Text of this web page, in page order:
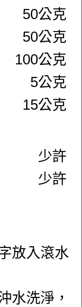
50公克
50公克
100公克
5公克
15公克
少許
少許
放入滾水
水洗淨，